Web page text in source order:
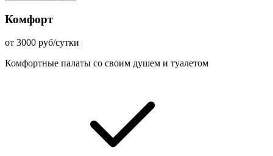
Комфорт
от 3000 руб/сутки
Комфортные палаты со своим душем и туалетом